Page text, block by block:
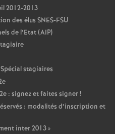
2012-2013
des élus SNES-FSU
de l’Etat (AIP)
Spécial stagiaires
: signez et faites signer!
: modalités d’inscription et
inter 2013»